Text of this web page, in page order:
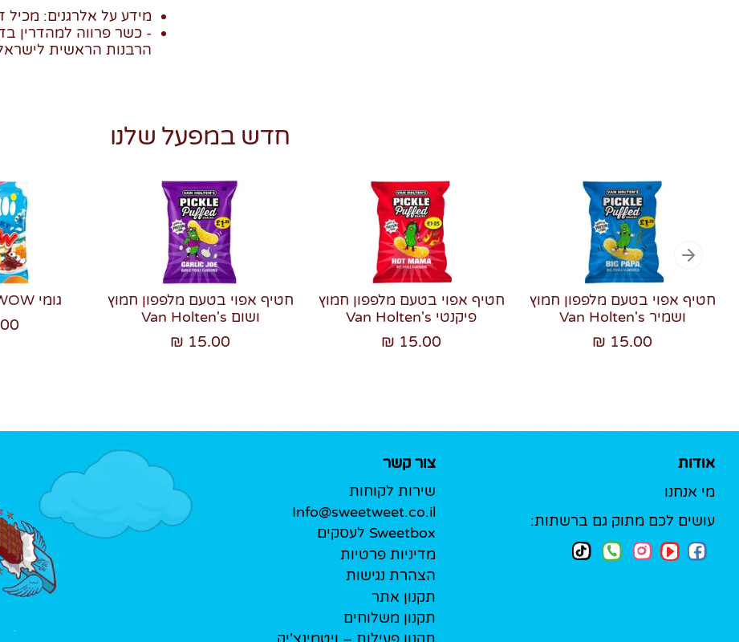
מידע על אלרגנים: מכיל
הרבנות הראשית
חדש במפעל שלנו
גומי Trolli milky WOW
₪
חטיף אפוי בטעם מלפפון חמוץ
ושום Van Holten's
15.00 ₪
חטיף אפוי בטעם מלפפון חמוץ
פיקנטי Van Holten's
15.00 ₪
חטיף אפוי בטעם מלפפון חמוץ
ושמיר Van Holten's
15.00 ₪
אודות
מי אנחנו
עושים לכם מתוק גם ברשתות:
צור קשר
שירות לקוחות
Info@sweetweet.co.il
Sweetbox לעסקים
מדיניות פרטיות
הצהרת נגישות
תקנון אתר
תקנון משלוחים